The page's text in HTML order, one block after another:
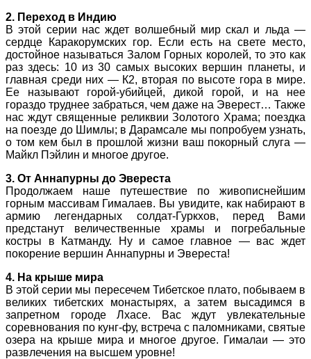
2. Переход в Индию
В этой серии нас ждет волшебный мир скал и льда —
сердце Каракорумских гор. Если есть на свете место,
достойное называться Залом Горных королей, то это как
раз здесь: 10 из 30 самых высоких вершин планеты, и
главная среди них — К2, вторая по высоте гора в мире.
Ее называют горой-убийцей, дикой горой, и на нее
гораздо труднее забраться, чем даже на Эверест… Также
нас ждут священные реликвии Золотого Храма; поездка
на поезде до Шимлы; в Дарамсале мы попробуем узнать,
о том кем был в прошлой жизни ваш покорный слуга —
Майкл Пэйлин и многое другое.
3. От Аннапурны до Эвереста
Продолжаем наше путешествие по живописнейшим
горным массивам Гималаев. Вы увидите, как набирают в
армию легендарных солдат-Гуркхов, перед Вами
предстанут величественные храмы и погребальные
костры в Катманду. Ну и самое главное — вас ждет
покорение вершин Аннапурны и Эвереста!
4. На крыше мира
В этой серии мы пересечем Тибетское плато, побываем в
великих тибетских монастырях, а затем высадимся в
запретном городе Лхасе. Вас ждут увлекательные
соревнования по кунг-фу, встреча с паломниками, святые
озера на крыше мира и многое другое. Гималаи — это
развлечения на высшем уровне!